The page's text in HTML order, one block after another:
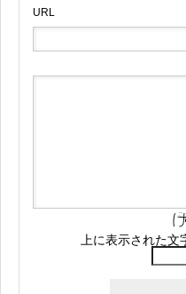
URL
上に表示された文